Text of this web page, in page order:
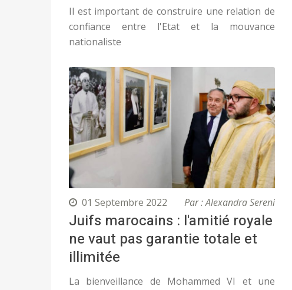
Il est important de construire une relation de
confiance entre l'Etat et la mouvance
nationaliste
01 Septembre 2022 Par : Alexandra Sereni
Juifs marocains : l'amitié royale
ne vaut pas garantie totale et
illimitée
La bienveillance de Mohammed VI et une